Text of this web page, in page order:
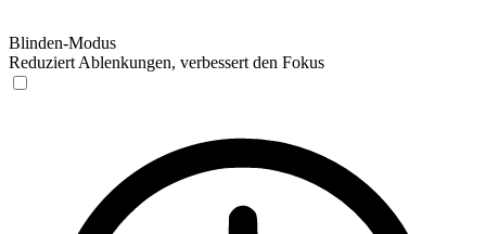
Blinden-Modus
Reduziert Ablenkungen, verbessert den Fokus